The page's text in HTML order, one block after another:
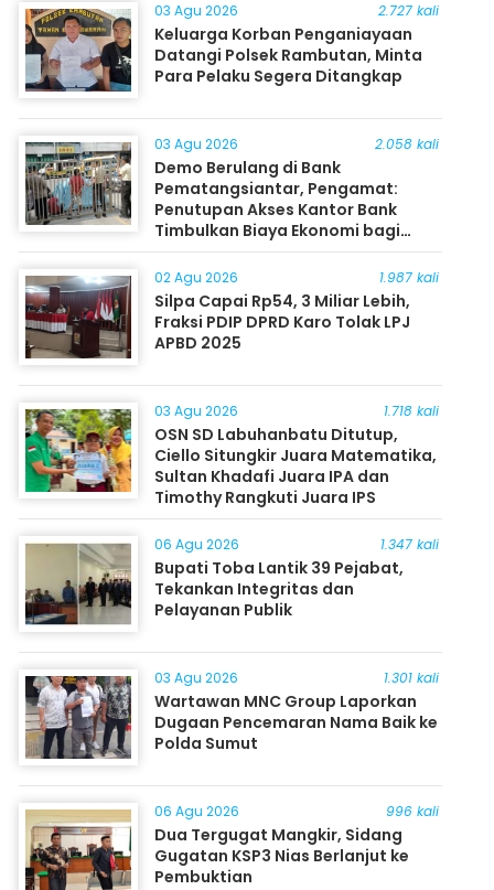
03 Agu 2026 2.727 kali
Keluarga Korban Penganiayaan
Datangi Polsek Rambutan, Minta
Para Pelaku Segera Ditangkap
03 Agu 2026 2.058 kali
Demo Berulang di Bank
Pematangsiantar, Pengamat:
Penutupan Akses Kantor Bank
Timbulkan Biaya Ekonomi bagi
Masyarakat
02 Agu 2026 1.987 kali
Silpa Capai Rp54, 3 Miliar Lebih,
Fraksi PDIP DPRD Karo Tolak LPJ
APBD 2025
03 Agu 2026 1.718 kali
OSN SD Labuhanbatu Ditutup,
Ciello Situngkir Juara Matematika,
Sultan Khadafi Juara IPA dan
Timothy Rangkuti Juara IPS
06 Agu 2026 1.347 kali
Bupati Toba Lantik 39 Pejabat,
Tekankan Integritas dan
Pelayanan Publik
03 Agu 2026 1.301 kali
Wartawan MNC Group Laporkan
Dugaan Pencemaran Nama Baik ke
Polda Sumut
06 Agu 2026 996 kali
Dua Tergugat Mangkir, Sidang
Gugatan KSP3 Nias Berlanjut ke
Pembuktian